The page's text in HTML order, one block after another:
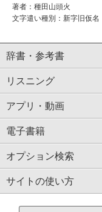
著者：種田山頭火
文字遣い種別：新字旧仮名
辞書・参考書
リスニング
アプリ・動画
電子書籍
オプション検索
サイトの使い方